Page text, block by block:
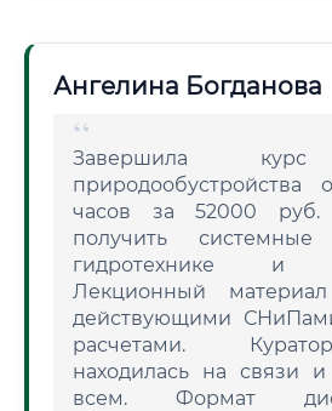
Ангелина Богданова
Завершила
природообустройства
часов за 52000
получить
гидротехнике и
Лекционный
действующими
расчетами.
находилась на связи
всем. Формат